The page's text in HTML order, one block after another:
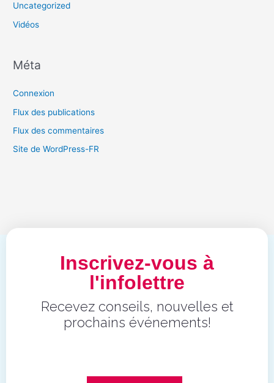
Uncategorized
Vidéos
Méta
Connexion
Flux des publications
Flux des commentaires
Site de WordPress-FR
Inscrivez-vous à
l'infolettre
Recevez conseils, nouvelles et
prochains événements!